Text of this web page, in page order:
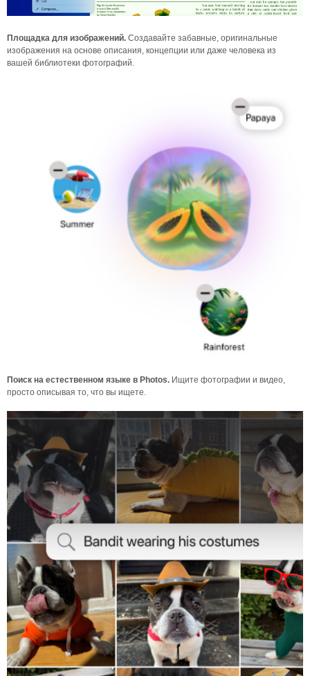
Площадка для изображений. Создавайте забавные, оригинальные
изображения на основе описания, концепции или даже человека из
вашей библиотеки фотографий.
Поиск на естественном языке в Photos. Ищите фотографии и видео,
просто описывая то, что вы ищете.